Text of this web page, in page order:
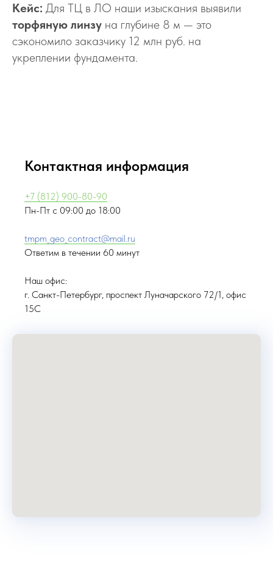
Кейс: Для ТЦ в ЛО наши изыскания выявили
торфяную линзу на глубине 8 м — это
сэкономило заказчику 12 млн руб. на
укреплении фундамента.
Контактная информация
+7 (812) 900-80-90
Пн-Пт с 09:00 до 18:00
tmpm_geo_contract@mail.ru
Ответим в течении 60 минут
Наш офис:
г. Санкт-Петербург, проспект Луначарского 72/1, офис
15С